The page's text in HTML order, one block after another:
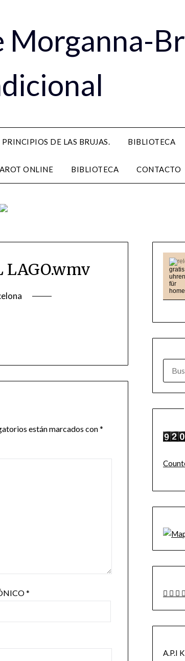
Morganna-
PRINCIPIOS DE LAS BRUJAS. BIBLIOTECA
ONLINE BIBLIOTECA CONTACTO
LAGO.wmv
están marcados con*
*
A.P.I